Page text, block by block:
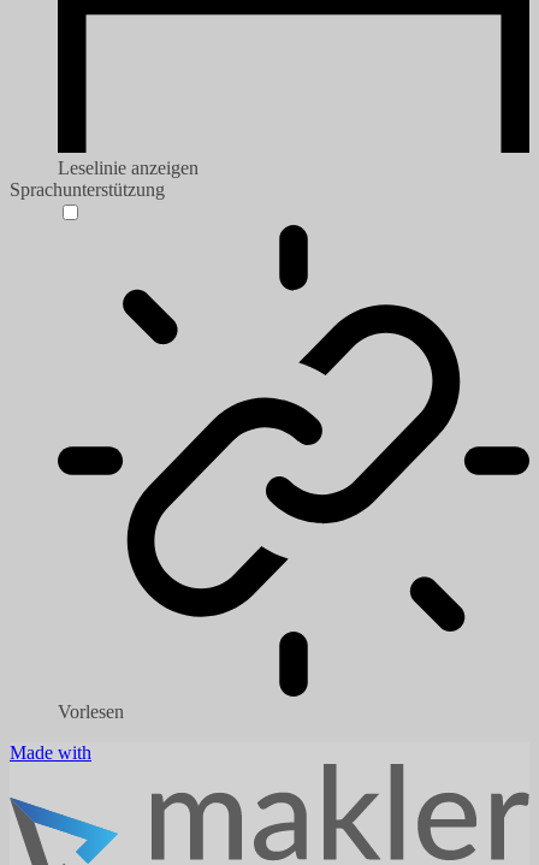
Leselinie anzeigen
Sprachunterstützung
Vorlesen
Made with